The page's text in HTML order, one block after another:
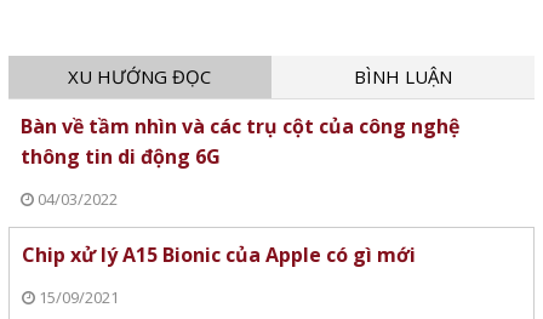
XU HƯỚNG ĐỌC BÌNH LUẬN
Bàn về tầm nhìn và các trụ cột của công nghệ
thông tin di động 6G
04/03/2022
Chip xử lý A15 Bionic của Apple có gì mới
15/09/2021